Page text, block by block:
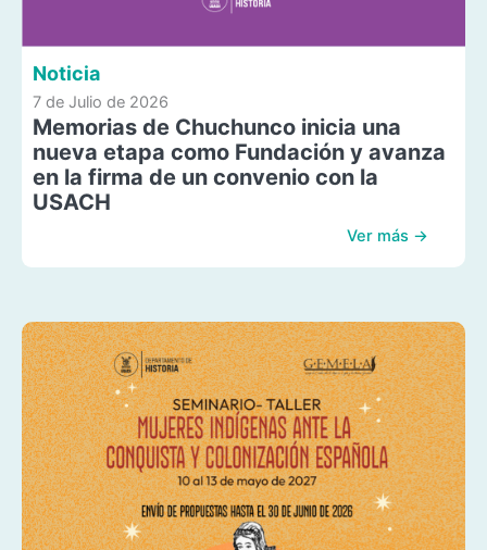
Noticia
7 de Julio de 2026
Memorias de Chuchunco inicia una
nueva etapa como Fundación y avanza
en la firma de un convenio con la
USACH
Ver más →